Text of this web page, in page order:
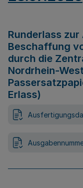
Runderlass
Beschaffung
durch die
Nordrhein-
Erlass)